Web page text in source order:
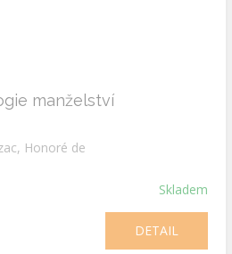
manželství
Honoré de
Skladem
DETAIL